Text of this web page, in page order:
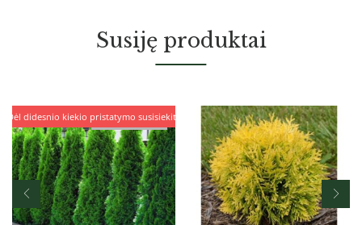
Susiję produktai
Dėl didesnio kiekio pristatymo susisiekite
IŠPARDUOTA